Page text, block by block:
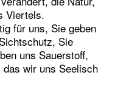
Viertels.
für uns, Sie geben
Sie
uns Sauerstoff,
das wir uns Seelisch